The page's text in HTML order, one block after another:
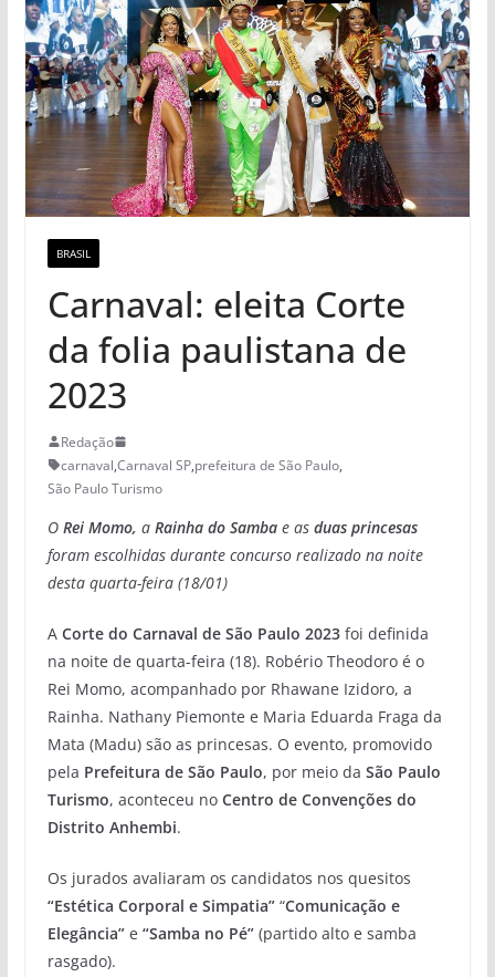
BRASIL
Carnaval: eleita Corte
da folia paulistana de
2023
Redação
carnaval,Carnaval SP,prefeitura de São Paulo,
São Paulo Turismo
O Rei Momo, aRainha do Samba e as duas princesas
foram escolhidas durante concurso realizado na noite
desta quarta-feira (18/01)
A Corte do Carnaval de São Paulo 2023foi definida
na noite de quarta-feira (18). Robério Theodoro é o
Rei Momo, acompanhado por Rhawane Izidoro, a
Rainha. Nathany Piemonte e Maria Eduarda Fraga da
Mata (Madu) são as princesas. O evento, promovido
pela Prefeitura de São Paulo, por meio da São Paulo
Turismo, aconteceu no Centro de Convenções do
Distrito Anhembi.
Os jurados avaliaram os candidatos nos quesitos
“Estética Corporal e Simpatia” “Comunicação e
Elegância” e “Samba no Pé”(partido alto e samba
rasgado).